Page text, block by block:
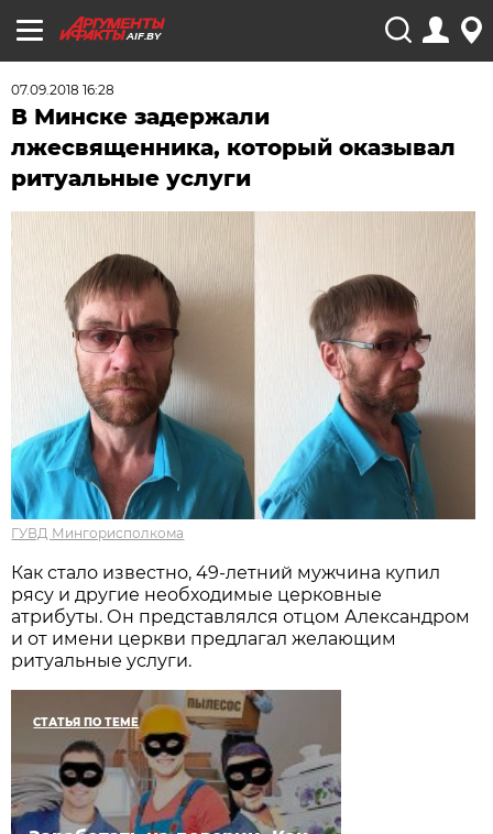
AIF.BY
07.09.2018 16:28
В Минске задержали
лжесвященника, который оказывал
ритуальные услуги
ГУВД Мингорисполкома
Как стало известно, 49-летний мужчина купил
рясу и другие необходимые церковные
атрибуты. Он представлялся отцом Александром
и от имени церкви предлагал желающим
ритуальные услуги.
СТАТЬЯ ПО ТЕМЕ